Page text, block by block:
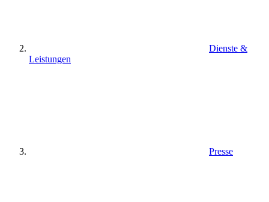
Dienste &
Leistungen
Presse